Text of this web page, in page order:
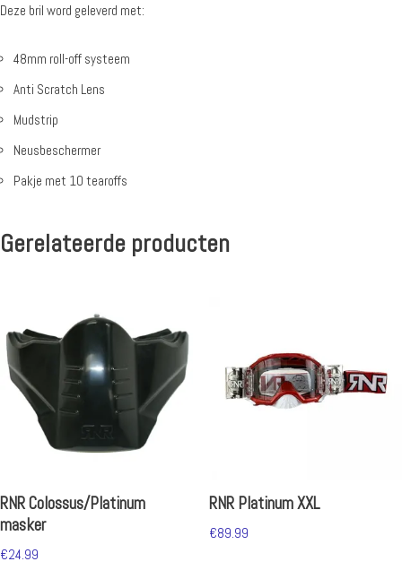
Deze bril word geleverd met:
48mm roll-off systeem
Anti Scratch Lens
Mudstrip
Neusbeschermer
Pakje met 10 tearoffs
Gerelateerde producten
RNR Colossus/Platinum
masker
€24.99
RNR Platinum XXL
€89.99